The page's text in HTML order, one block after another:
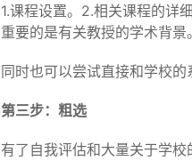
1.课程设置。2.相关课程的详
重要的是有关教授的学术背景
同时也可以尝试直接和学校
第三步：粗选
有了自我评估和大量关于学